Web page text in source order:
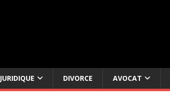
JURIDIQUE DIVORCE AVOCAT